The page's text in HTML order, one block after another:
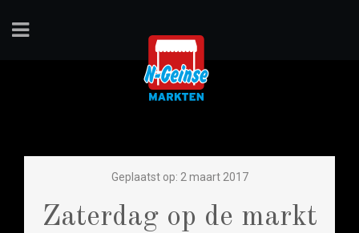
Geplaatst op: 2 maart 2017
Zaterdag op de markt